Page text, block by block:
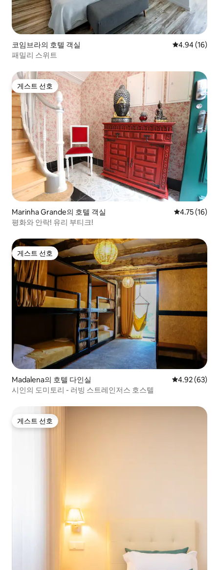
코임브라의 호텔 객실 평점 4.94점(5
4.94 (16)
패밀리 스위트
게스트 선호
게스트 선호
Marinha Grande의 호텔 객실 평점 4.75점
4.75 (16)
평화와 안락! 유리 부티크!
게스트 선호
게스트 선호
Madalena의 호텔 다인실 평점 4.92점(5
4.92 (63)
시인의 도미토리 - 러빙 스트레인저스 호스텔
게스트 선호
게스트 선호